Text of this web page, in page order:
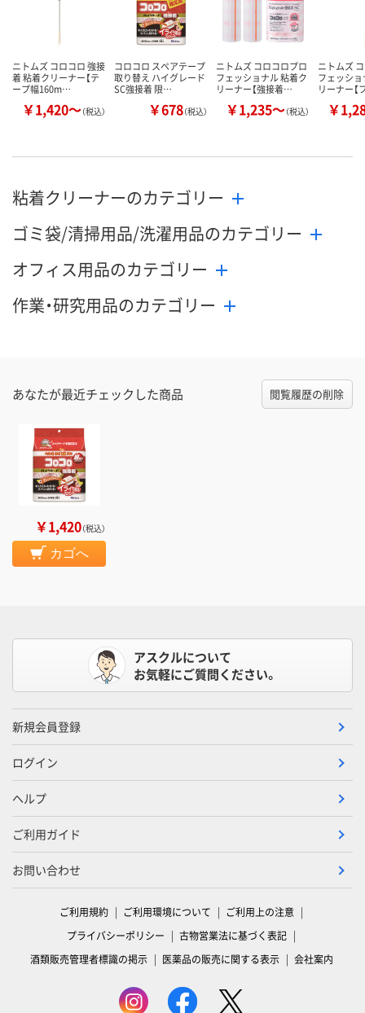
ニトムズ コロコロ 強接
着 粘着クリーナー【テ
ープ幅160m…
￥1,420～（税込）
コロコロ スペアテープ
取り替え ハイグレード
SC強接着 限…
￥678（税込）
ニトムズ コロコロプロ
フェッショナル 粘着ク
リーナー【強接着…
￥1,235～（税込）
ニトムズ
フェッシ
リーナー
￥
粘着クリーナーのカテゴリー
ゴミ袋/清掃用品/洗濯用品のカテゴリー
オフィス用品のカテゴリー
作業・研究用品のカテゴリー
あなたが最近チェックした商品 閲覧履歴の削除
￥1,420（税込）
カゴへ
アスクルについて
お気軽にご質問ください。
新規会員登録
ログイン
ヘルプ
ご利用ガイド
お問い合わせ
ご利用規約 ご利用環境について
ご利用上の注意
プライバシーポリシー
古物営業法に基づく表記
酒類販売管理者標識の掲示
医薬品の販売に関する表示 会社案内